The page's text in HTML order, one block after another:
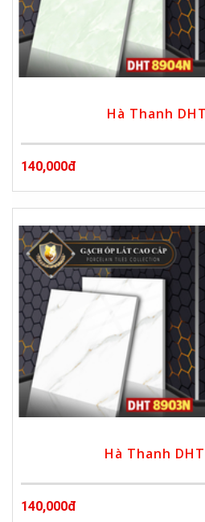
Hà Thanh
140,000đ
Hà Thanh
140,000đ